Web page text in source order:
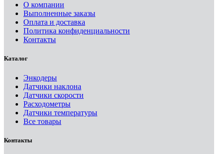
О компании
Выполненные заказы
Оплата и доставка
Политика конфиденциальности
Контакты
Каталог
Энкодеры
Датчики наклона
Датчики скорости
Расходометры
Датчики температуры
Все товары
Контакты